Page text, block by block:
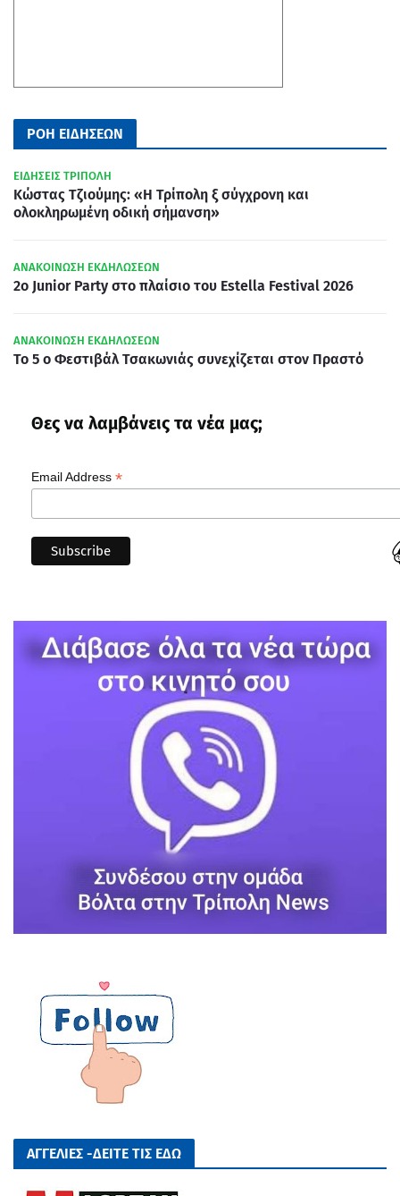
ΡΟΗ ΕΙΔΗΣΕΩΝ
ΕΙΔΗΣΕΙΣ ΤΡΙΠΟΛΗ
Κώστας Τζιούμης: «Η Τρίπολη ξ σύγχρονη και
ολοκληρωμένη οδική σήμανση»
ΑΝΑΚΟΙΝΩΣΗ ΕΚΔΗΛΩΣΕΩΝ
2ο Junior Party στο πλαίσιο του Estella Festival 2026
ΑΝΑΚΟΙΝΩΣΗ ΕΚΔΗΛΩΣΕΩΝ
Το 5 ο Φεστιβάλ Τσακωνιάς συνεχίζεται στον Πραστό
Θες να λαμβάνεις τα νέα μας;
Email Address *
ΑΓΓΕΛΙΕΣ -ΔΕΙΤΕ ΤΙΣ ΕΔΩ